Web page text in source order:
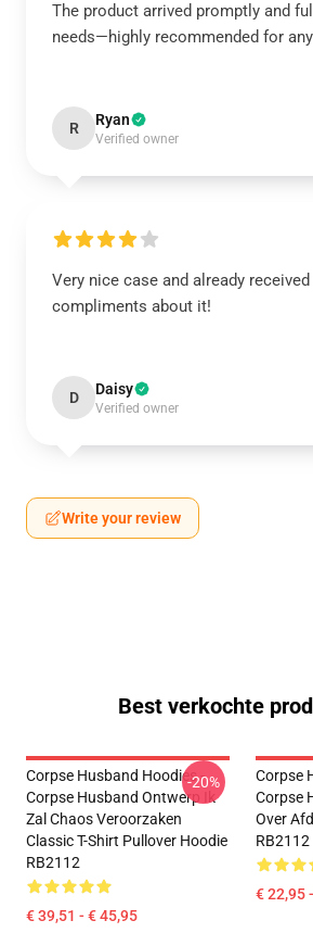
The product arrived promptly and
needs—highly recommended for
R Ryan
Verified owner
Very nice case and already
compliments about it!
D Daisy
Verified owner
Write your review
Best verkochte
Corpse Husband Hoodies -
Corpse Husband Ontwerp Ik
Zal Chaos Veroorzaken
Classic T-Shirt Pullover Hoodie
RB2112
€ 39,51 - € 45,95
-20%
Corpse
Corpse
Over
RB2112
€ 22,95